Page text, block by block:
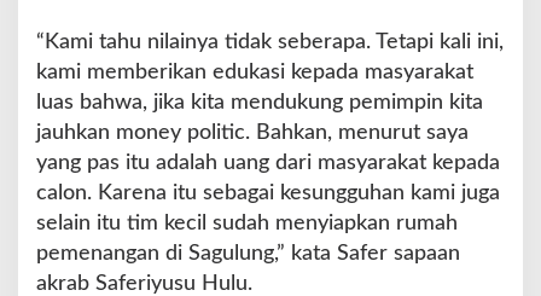
g
L
i
“Kami tahu nilainya tidak seberapa. Tetapi kali ini,
kami memberikan edukasi kepada masyarakat
luas bahwa, jika kita mendukung pemimpin kita
jauhkan money politic. Bahkan, menurut saya
yang pas itu adalah uang dari masyarakat kepada
calon. Karena itu sebagai kesungguhan kami juga
selain itu tim kecil sudah menyiapkan rumah
pemenangan di Sagulung,” kata Safer sapaan
akrab Saferiyusu Hulu.